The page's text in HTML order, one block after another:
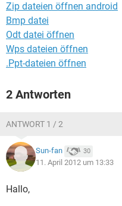
Zip dateien öffnen android
Bmp datei
Odt datei öffnen
Wps dateien öffnen
.Ppt-dateien öffnen
2 Antworten
ANTWORT 1 / 2
Sun-fan 30
11. April 2012 um 13:33
Hallo,